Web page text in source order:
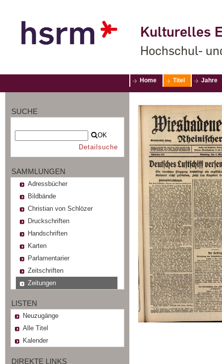
Kulturelles
Hochschul-
Home Titel Jahre
SUCHE
OK
Detailsuche
SAMMLUNGEN
Adressbücher
Bildbände
Christian von Schlözer
Druckschriften
Handschriften
Karten
Parlamentarier
Zeitschriften
Zeitungen
LISTEN
Neuzugänge
Alle Titel
Kalender
DIREKTE LINKS